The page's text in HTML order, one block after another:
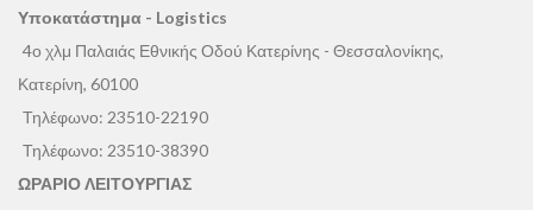
Υποκατάστημα - Logistics
4ο χλμ Παλαιάς Εθνικής Οδού Κατερίνης - Θεσσαλονίκης,
Κατερίνη, 60100
Τηλέφωνο: 23510-22190
Τηλέφωνο: 23510-38390
ΩΡΑΡΙΟ ΛΕΙΤΟΥΡΓΙΑΣ